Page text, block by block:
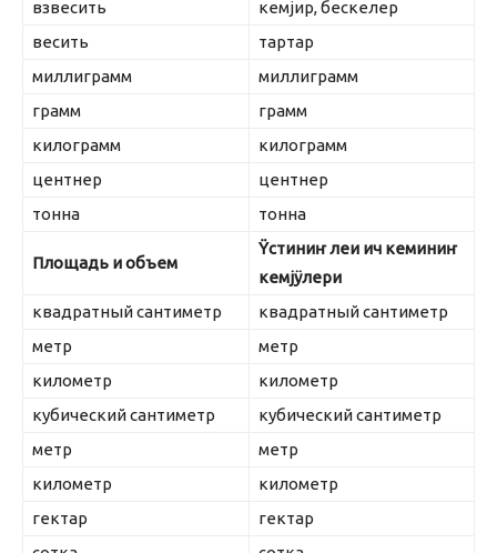
взвесить
кемjир, бескелер
весить
тартар
миллиграмм
миллиграмм
грамм
грамм
килограмм
килограмм
центнер
центнер
тонна
тонна
Площадь и объем
Ÿстиниҥ леи ич кеминиҥ
кемjÿлери
квадратный сантиметр
квадратный сантиметр
метр
метр
километр
километр
кубический сантиметр
кубический сантиметр
метр
метр
километр
километр
гектар
гектар